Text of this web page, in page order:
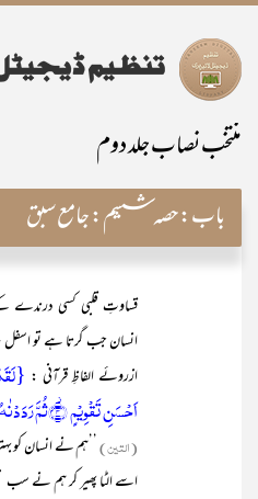
منتخب نصاب جلد دوم
باب:حصہ ششم: جامع سبق
قساوتِ قلبی کسی درندے
انسان جب گرتا ہے تو اسفل
ازروئے الفاظِ قرآنی :
اَحۡسَنِ تَقۡوِیۡمٍ ۫﴿۴﴾ثُمَّ رَدَدۡنٰہُ اَسۡفَلَ سٰفِلِیۡنَ ۙ﴿۵﴾}
(التین) ’’ہم نے انسان کو
اسے الٹا پھیر کر ہم نے سب